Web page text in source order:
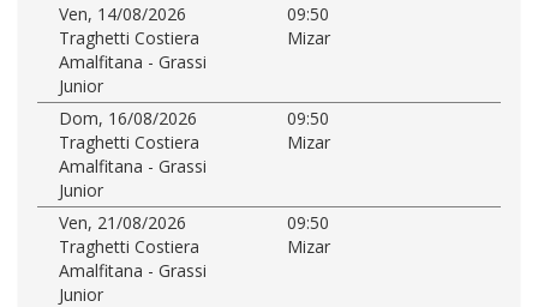
Ven, 14/08/2026
09:50
Traghetti Costiera
Amalfitana - Grassi
Junior
Mizar
Dom, 16/08/2026
09:50
Traghetti Costiera
Amalfitana - Grassi
Junior
Mizar
Ven, 21/08/2026
09:50
Traghetti Costiera
Amalfitana - Grassi
Junior
Mizar